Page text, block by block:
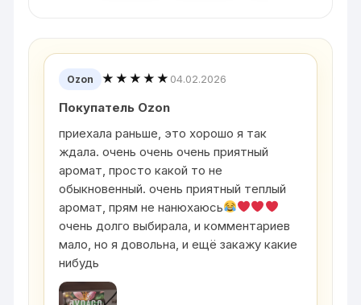
Ozon ★★★★★ 04.02.2026
Покупатель Ozon
приехала раньше, это хорошо я так
ждала. очень очень очень приятный
аромат, просто какой то не
обыкновенный. очень приятный теплый
аромат, прям не нанюхаюсь
очень долго выбирала, и комментариев
мало, но я довольна, и ещё закажу какие
нибудь